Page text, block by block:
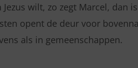
Jezus wilt, zo zegt Marcel, dan
opent de deur voor
als in gemeenschappen.